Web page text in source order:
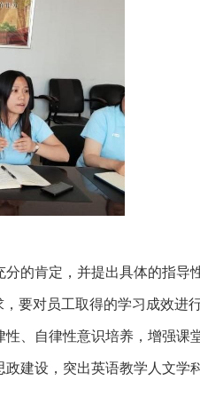
的肯定，并提出具体的指导
要对员工取得的学习成效进
、自律性意识培养，增强课
建设，突出英语教学人文学